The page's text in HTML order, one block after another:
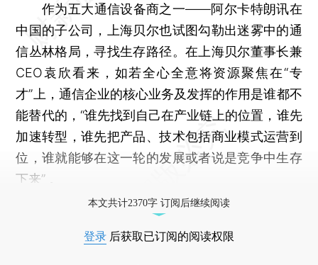
作为五大通信设备商之一——阿尔卡特朗讯在
中国的子公司，上海贝尔也试图勾勒出迷雾中的通
信丛林格局，寻找生存路径。在上海贝尔董事长兼
CEO袁欣看来，如若全心全意将资源聚焦在“专
才”上，通信企业的核心业务及发挥的作用是谁都不
能替代的，“谁先找到自己在产业链上的位置，谁先
加速转型，谁先把产品、技术包括商业模式运营到
位，谁就能够在这一轮的发展或者说是竞争中生存
下来” 。
本文共计2370字 订阅后继续阅读
登录 后获取已订阅的阅读权限